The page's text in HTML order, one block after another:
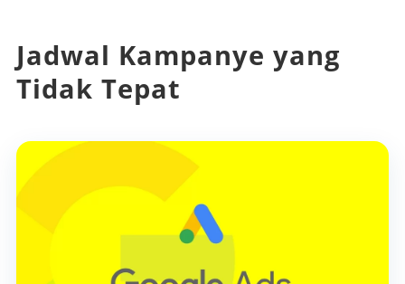
Jadwal Kampanye yang
Tidak Tepat